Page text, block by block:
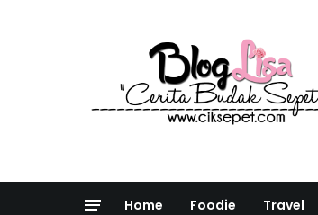
Home Foodie Travel